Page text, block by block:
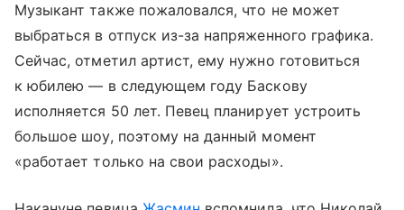
Музыкант также пожаловался, что не может
выбраться в отпуск из-за напряженного графика.
Сейчас, отметил артист, ему нужно готовиться
к юбилею — в следующем году Баскову
исполняется 50 лет. Певец планирует устроить
большое шоу, поэтому на данный момент
«работает только на свои расходы».